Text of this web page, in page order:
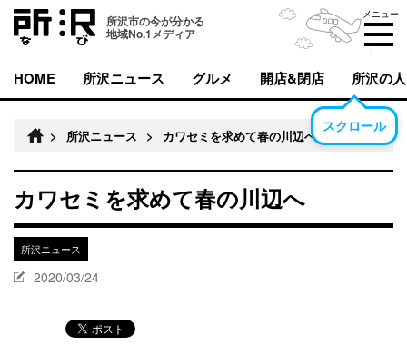
所沢市の今が分かる
地域No.1メディア
メニュー
HOME 所沢ニュース グルメ 開店&閉店 所沢の人
スクロール
> 所沢ニュース > カワセミを求めて春の川辺へ
カワセミを求めて春の川辺へ
所沢ニュース
2020/03/24